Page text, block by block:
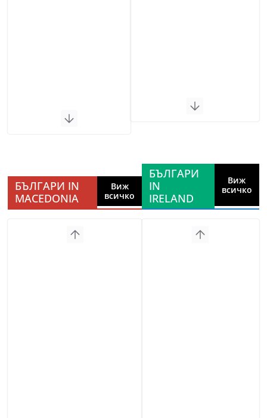
БЪЛГАРИ IN
MACEDONIA
Виж
всичко
БЪЛГАРИ
IN
IRELAND
Виж
всичко